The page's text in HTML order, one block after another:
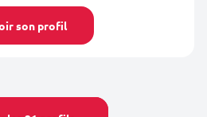
son profil